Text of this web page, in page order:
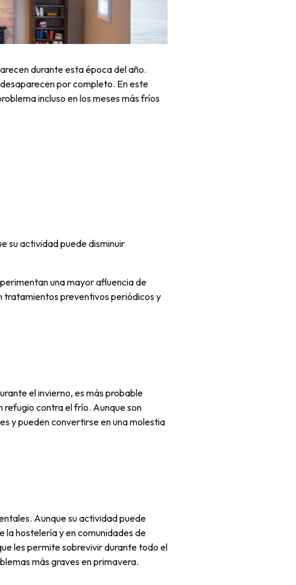
durante esta época del año.
por completo. En este
incluso en los meses más fríos
su actividad puede disminuir
una mayor afluencia de
tratamientos preventivos periódicos y
el invierno, es más probable
refugio contra el frío. Aunque son
y pueden convertirse en una molestia
Aunque su actividad puede
la hostelería y en comunidades de
les permite sobrevivir durante todo el
más graves en primavera.